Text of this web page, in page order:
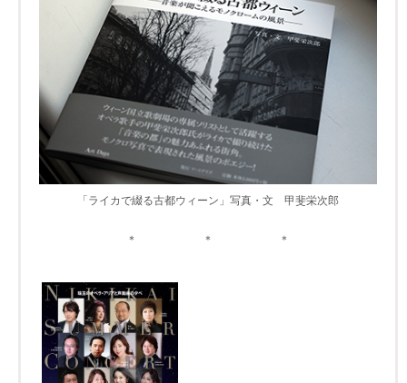
「ライカで綴る古都ウィーン」写真・文 甲斐栄次郎
＊ ＊ ＊